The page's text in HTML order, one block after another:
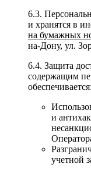
6.3.
и хранятся в
на бумажных
на-Дону, ул.
6.4. Защита
содержащим
обеспечивается:
и
учетной